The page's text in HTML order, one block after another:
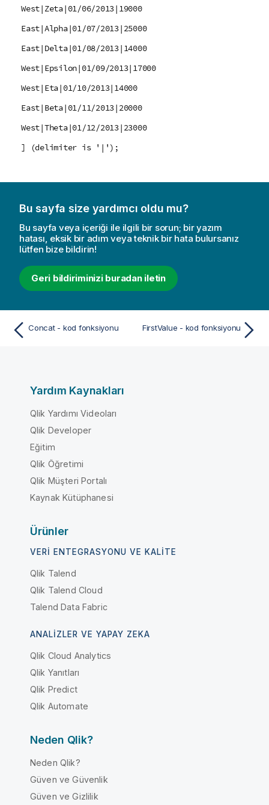
West|Zeta|01/06/2013|19000
East|Alpha|01/07/2013|25000
East|Delta|01/08/2013|14000
West|Epsilon|01/09/2013|17000
West|Eta|01/10/2013|14000
East|Beta|01/11/2013|20000
West|Theta|01/12/2013|23000
] (delimiter is '|');
Bu sayfa size yardımcı oldu mu?
Bu sayfa veya içeriği ile ilgili bir sorun; bir yazım
hatası, eksik bir adım veya teknik bir hata bulursanız
lütfen bize bildirin!
Geri bildiriminizi buradan iletin
Concat - kod fonksiyonu FirstValue - kod fonksiyonu
Yardım Kaynakları
Qlik Yardımı Videoları
Qlik Developer
Eğitim
Qlik Öğretimi
Qlik Müşteri Portalı
Kaynak Kütüphanesi
Ürünler
VERI ENTEGRASYONU VE KALITE
Qlik Talend
Qlik Talend Cloud
Talend Data Fabric
ANALIZLER VE YAPAY ZEKA
Qlik Cloud Analytics
Qlik Yanıtları
Qlik Predict
Qlik Automate
Neden Qlik?
Neden Qlik?
Güven ve Güvenlik
Güven ve Gizlilik